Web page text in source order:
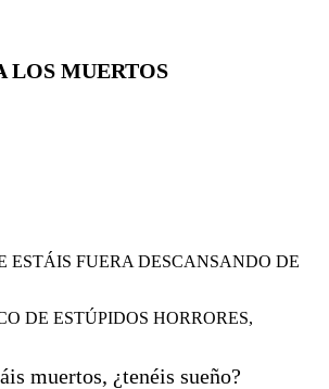
LOS MUERTOS
ESTÁIS FUERA DESCANSANDO DE
DE ESTÚPIDOS HORRORES,
muertos, ¿tenéis sueño?